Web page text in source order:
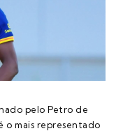
pelo Petro de
o mais representado